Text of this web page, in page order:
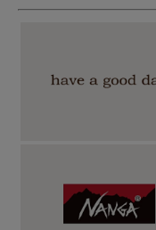
ゆったりな大き目